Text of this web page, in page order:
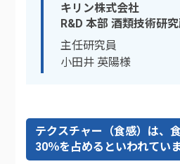
キリン株式会社
R&D 本部 酒類技術研
主任研究員
小田井 英陽様
テクスチャー（食感）は、
30％を占めるといわれていま